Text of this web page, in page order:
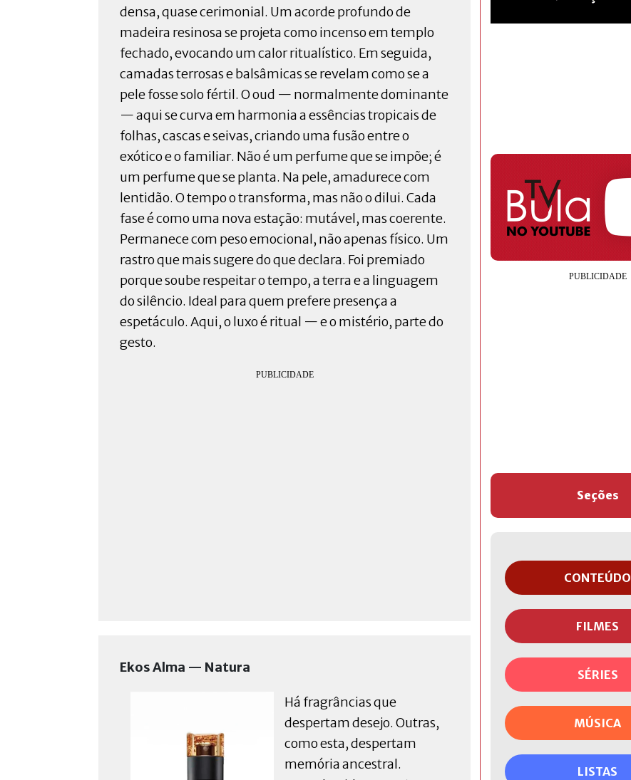
densa, quase cerimonial. Um acorde profundo de
madeira resinosa se projeta como incenso em templo
fechado, evocando um calor ritualístico. Em seguida,
camadas terrosas e balsâmicas se revelam como se a
pele fosse solo fértil. O oud — normalmente dominante
— aqui se curva em harmonia a essências tropicais de
folhas, cascas e seivas, criando uma fusão entre o
exótico e o familiar. Não é um perfume que se impõe; é
um perfume que se planta. Na pele, amadurece com
lentidão. O tempo o transforma, mas não o dilui. Cada
fase é como uma nova estação: mutável, mas coerente.
Permanece com peso emocional, não apenas físico. Um
rastro que mais sugere do que declara. Foi premiado
porque soube respeitar o tempo, a terra e a linguagem
do silêncio. Ideal para quem prefere presença a
espetáculo. Aqui, o luxo é ritual — e o mistério, parte do
gesto.
Ekos Alma — Natura
Há fragrâncias que
despertam desejo. Outras,
como esta, despertam
memória ancestral.
Seções
CONTEÚDO
FILMES
SÉRIES
MÚSICA
LISTAS